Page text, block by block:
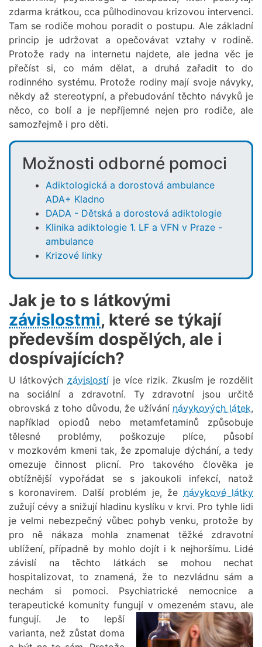
zdarma krátkou, cca půlhodinovou krizovou intervenci.
Tam se rodiče mohou poradit o postupu. Ale základní
princip je udržovat a opečovávat vztahy v rodině.
Protože rady na internetu najdete, ale jedna věc je
přečíst si, co mám dělat, a druhá zařadit to do
rodinného systému. Protože rodiny mají svoje návyky,
někdy až stereotypní, a přebudování těchto návyků je
něco, co bolí a je nepříjemné nejen pro rodiče, ale
samozřejmě i pro děti.
Možnosti odborné pomoci
Adiktologická a dorostová ambulance
ADA+ Kladno
DADA - Dětská a dorostová adiktologie
Klinika adiktologie 1. LF a VFN v Praze -
ambulance
Krizové linky
Jak je to s látkovými
závislostmi, které se týkají
především dospělých, ale i
dospívajících?
U látkových závislostí je více rizik. Zkusím je rozdělit
na sociální a zdravotní. Ty zdravotní jsou určitě
obrovská z toho důvodu, že užívání návykových látek,
například opiodů nebo metamfetaminů způsobuje
tělesné problémy, poškozuje plíce, působí
v mozkovém kmeni tak, že zpomaluje dýchání, a tedy
omezuje činnost plicní. Pro takového člověka je
obtížnější vypořádat se s jakoukoli infekcí, natož
s koronavirem. Další problém je, že návykové látky
zužují cévy a snižují hladinu kyslíku v krvi. Pro tyhle lidi
je velmi nebezpečný vůbec pohyb venku, protože by
pro ně nákaza mohla znamenat těžké zdravotní
ublížení, případně by mohlo dojít i k nejhoršímu. Lidé
závislí na těchto látkách se mohou nechat
hospitalizovat, to znamená, že to nezvládnu sám a
nechám si pomoci. Psychiatrické nemocnice a
terapeutické komunity fungují v omezeném stavu, ale
fungují. Je to lepší
varianta, než zůstat doma